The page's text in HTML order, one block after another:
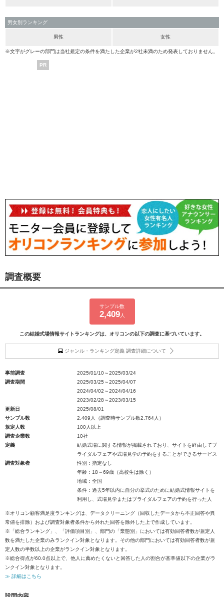
男女別ランキング
男性 女性
※文字がグレーの部門は当社規定の条件を満たした企業が2社未満のため発表しておりません。
PR
調査概要
サンプル数
2,409人
この結婚式場情報サイトランキングは、オリコンの以下の調査に基づいています。
ジャンル・ランキング定義 調査詳細について
事前調査
2025/01/10～2025/03/24
調査期間
2025/03/25～2025/04/07
2024/04/02～2024/04/16
2023/02/28～2023/03/15
更新日
2025/08/01
サンプル数
2,409人（調査時サンプル数2,764人）
規定人数
100人以上
調査企業数
10社
定義
結婚式場に関する情報が掲載されており、サイトを経由してブ
ライダルフェアや式場見学の予約をすることができるサービス
調査対象者
性別：指定なし
年齢：18～69歳（高校生は除く）
地域：全国
条件：過去5年以内に自分の挙式のために結婚式情報サイトを
利用し、式場見学またはブライダルフェアの予約を行った人
※オリコン顧客満足度ランキングは、データクリーニング（回収したデータから不正回答や異
常値を排除）および調査対象者条件から外れた回答を除外した上で作成しています。
※「総合ランキング」、「評価項目別」、部門の「業態別」においては有効回答者数が規定人
数を満たした企業のみランクイン対象となります。その他の部門においては有効回答者数が規
定人数の半数以上の企業がランクイン対象となります。
※総合得点が60.0点以上で、他人に薦めたくないと回答した人の割合が基準値以下の企業がラ
ンクイン対象となります。
≫ 詳細はこちら